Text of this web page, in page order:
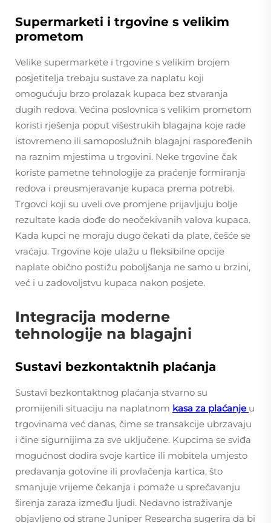
Supermarketi i trgovine s velikim
prometom
Velike supermarkete i trgovine s velikim brojem
posjetitelja trebaju sustave za naplatu koji
omogućuju brzo prolazak kupaca bez stvaranja
dugih redova. Većina poslovnica s velikim prometom
koristi rješenja poput višestrukih blagajna koje rade
istovremeno ili samoposlužnih blagajni raspoređenih
na raznim mjestima u trgovini. Neke trgovine čak
koriste pametne tehnologije za praćenje formiranja
redova i preusmjeravanje kupaca prema potrebi.
Trgovci koji su uveli ove promjene prijavljuju bolje
rezultate kada dođe do neočekivanih valova kupaca.
Kada kupci ne moraju dugo čekati da plate, češće se
vraćaju. Trgovine koje ulažu u fleksibilne opcije
naplate obično postižu poboljšanja ne samo u brzini,
već i u zadovoljstvu kupaca nakon posjete.
Integracija moderne
tehnologije na blagajni
Sustavi bezkontaktnih plaćanja
Sustavi bezkontaktnog plaćanja stvarno su
promijenili situaciju na naplatnom kasa za plaćanje u
trgovinama već danas, čime se transakcije ubrzavaju
i čine sigurnijima za sve uključene. Kupcima se sviđa
mogućnost dodira svoje kartice ili mobitela umjesto
predavanja gotovine ili provlačenja kartica, što
smanjuje vrijeme čekanja i pomaže u sprečavanju
širenja zaraza između ljudi. Nedavno istraživanje
objavljeno od strane Juniper Researcha sugerira da bi